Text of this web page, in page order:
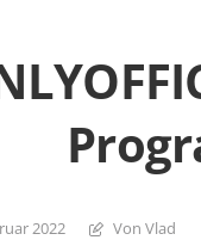
2022 Von Vlad